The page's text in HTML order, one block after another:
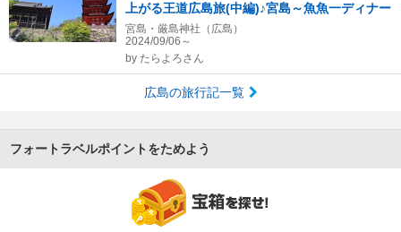
上がる王道広島旅(中編)♪宮島～魚魚一ディナー
宮島・厳島神社（広島）
2024/09/06～
by たらよろさん
広島の旅行記一覧
フォートラベルポイントをためよう